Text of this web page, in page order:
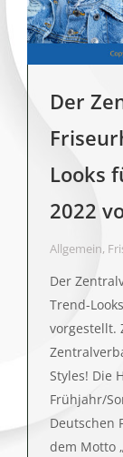
Der
Looks
2022
Allgemein,
Der
Trend-
vorgestellt.
Styles! Die
Frühjahr/
Deutschen
dem Motto